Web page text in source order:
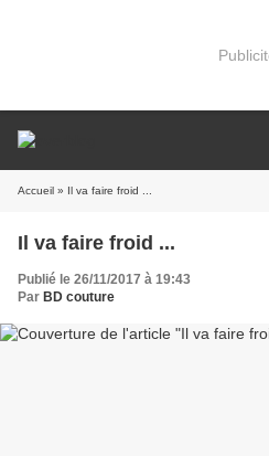
Accueil » Il va faire froid ...
Il va faire froid ...
Publié le 26/11/2017 à 19:43
Par BD couture